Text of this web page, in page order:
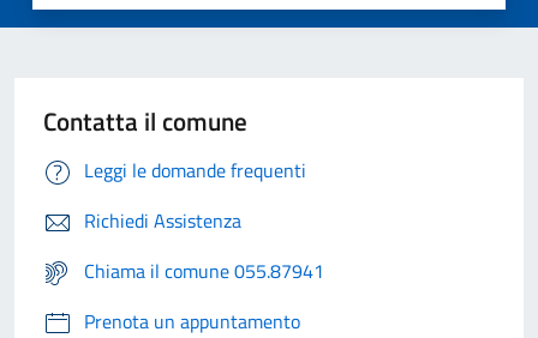
Contatta il comune
Leggi le domande frequenti
Richiedi Assistenza
Chiama il comune 055.87941
Prenota un appuntamento